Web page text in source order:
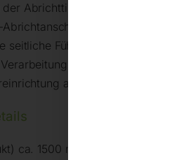
der Abrichttische mit
schwenkbar von
seitliche Führung des
und ergonomisches
als Zubehör erhältlich
ca. 1500 mm